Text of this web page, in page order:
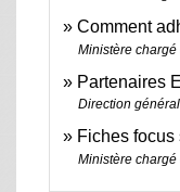
Comment
Ministère
Partenaires
Direction
Fiches
Ministère